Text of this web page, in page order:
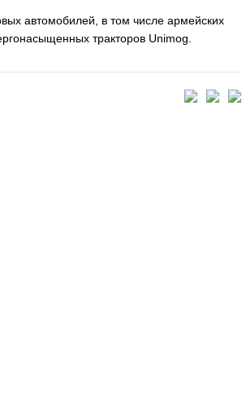
автомобилей, в том числе армейских
тракторов Unimog.